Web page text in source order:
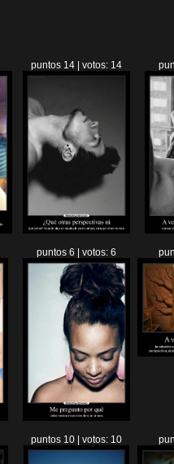
puntos 14 | votos: 14
puntos 6 | votos: 6
puntos 10 | votos: 10